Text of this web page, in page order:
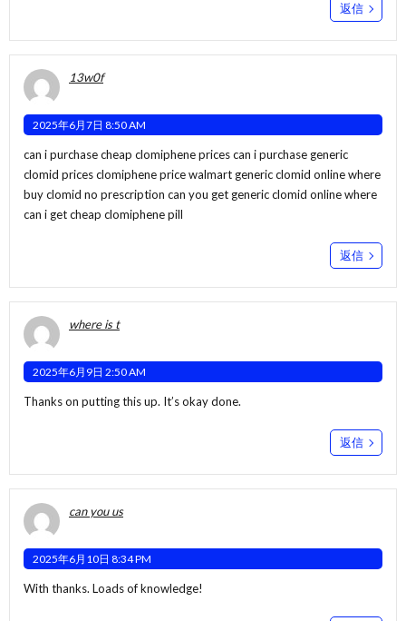
返信
13w0f
2025年6月7日 8:50 AM
can i purchase cheap clomiphene prices can i purchase generic
clomid prices clomiphene price walmart generic clomid onlinewhere
buy clomid no prescription can you get generic clomid online where
can i get cheap clomiphene pill
返信
where is t
2025年6月9日 2:50 AM
Thanks on putting this up. It’s okay done.
返信
can you us
2025年6月10日 8:34 PM
With thanks. Loads of knowledge!